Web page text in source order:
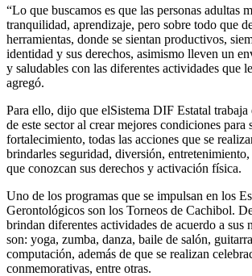
“Lo que buscamos es que las personas adultas
tranquilidad, aprendizaje, pero sobre todo que
herramientas, donde se sientan productivos,
identidad y sus derechos, asimismo lleven un
y saludables con las diferentes actividades que
agregó.
Para ello, dijo que elSistema DIF Estatal
de este sector al crear mejores condiciones para
fortalecimiento, todas las acciones que se
brindarles seguridad, diversión,
que conozcan sus derechos y activación física.
Uno de los programas que se impulsan en los
Gerontológicos son los Torneos de Cachibol.
brindan diferentes actividades de acuerdo a sus
son: yoga, zumba, danza, baile de salón,
computación, además de que se realizan
conmemorativas, entre otras.